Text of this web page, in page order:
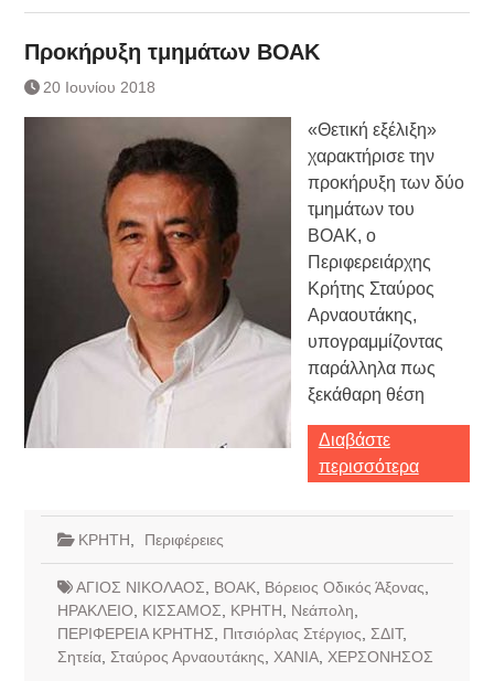
Προκήρυξη τμημάτων ΒΟΑΚ
20 Ιουνίου 2018
«Θετική εξέλιξη»
χαρακτήρισε την
προκήρυξη των δύο
τμημάτων του
ΒΟΑΚ, ο
Περιφερειάρχης
Κρήτης Σταύρος
Αρναουτάκης,
υπογραμμίζοντας
παράλληλα πως
ξεκάθαρη θέση
Διαβάστε
περισσότερα
ΚΡΗΤΗ Περιφέρειες
ΑΓΙΟΣ ΝΙΚΟΛΑΟΣ ΒΟΑΚ, Βόρειος Οδικός Άξονας
ΗΡΑΚΛΕΙΟ
ΚΙΣΣΑΜΟΣ ΚΡΗΤΗ Νεάπολη
ΠΕΡΙΦΕΡΕΙΑ ΚΡΗΤΗΣ
Πιτσιόρλας Στέργιος ΣΔΙΤ,
Σητεία, Σταύρος Αρναουτάκης ΧΑΝΙΑ, ΧΕΡΣΟΝΗΣΟΣ